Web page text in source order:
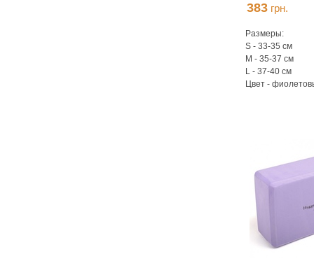
383 грн.
Размеры:
S - 33-35 см
M - 35-37 см
L - 37-40 см
Цвет -